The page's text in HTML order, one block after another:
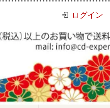
ログイン